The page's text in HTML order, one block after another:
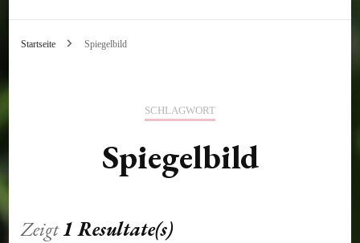
Startseite Spiegelbild
SCHLAGWORT
Spiegelbild
Zeigt1 Resultate(s)